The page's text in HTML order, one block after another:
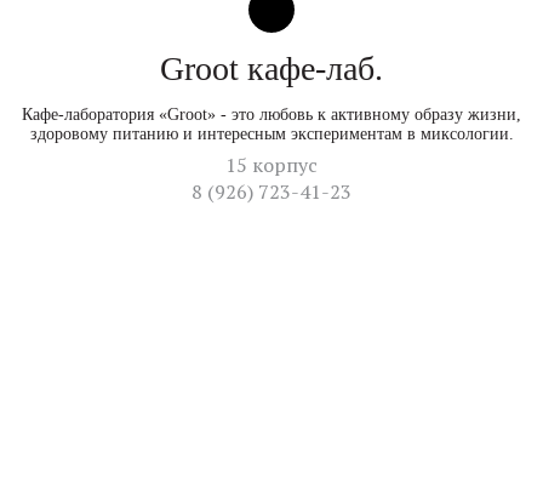
Groot кафе-лаб.
Кафе-лаборатория «Groot» - это любовь к активному образу жизни,
здоровому питанию и интересным экспериментам в миксологии.
15 корпус
8 (926) 723-41-23